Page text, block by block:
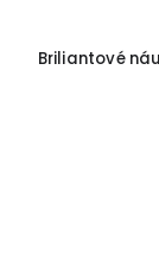
Briliantové